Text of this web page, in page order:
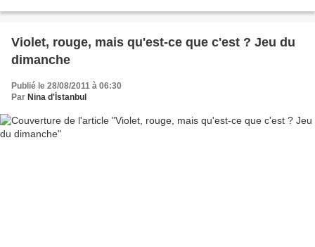
Violet, rouge, mais qu'est-ce que c'est ? Jeu du
dimanche
Publié le 28/08/2011 à 06:30
Par Nina d'İstanbul